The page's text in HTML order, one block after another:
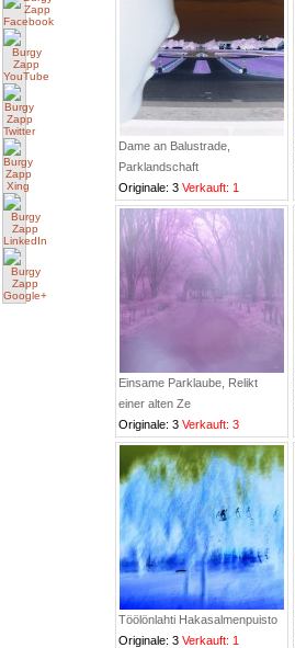
Dame an Balustrade,
Parklandschaft
Originale: 3 Verkauft: 1
Einsame Parklaube, Relikt
einer alten Ze
Originale: 3 Verkauft: 3
Töölönlahti Hakasalmenpuisto
Originale: 3 Verkauft: 1